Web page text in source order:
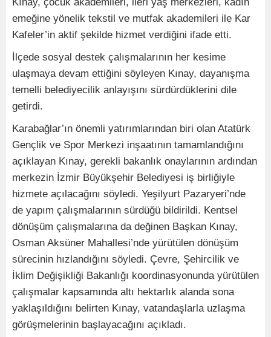
emeğine yönelik tekstil ve mutfak akademileri ile Kar
Kafeler’in aktif şekilde hizmet verdiğini ifade etti.
İlçede sosyal destek çalışmalarının her kesime
ulaşmaya devam ettiğini söyleyen Kınay, dayanışma
temelli belediyecilik anlayışını sürdürdüklerini dile
getirdi.
Karabağlar’ın önemli yatırımlarından biri olan Atatürk
Gençlik ve Spor Merkezi inşaatının tamamlandığını
açıklayan Kınay, gerekli bakanlık onaylarının ardından
merkezin İzmir Büyükşehir Belediyesi iş birliğiyle
hizmete açılacağını söyledi. Yeşilyurt Pazaryeri’nde
de yapım çalışmalarının sürdüğü bildirildi. Kentsel
dönüşüm çalışmalarına da değinen Başkan Kınay,
Osman Aksüner Mahallesi’nde yürütülen dönüşüm
sürecinin hızlandığını söyledi. Çevre, Şehircilik ve
İklim Değişikliği Bakanlığı koordinasyonunda yürütülen
çalışmalar kapsamında altı hektarlık alanda sona
yaklaşıldığını belirten Kınay, vatandaşlarla uzlaşma
görüşmelerinin başlayacağını açıkladı.